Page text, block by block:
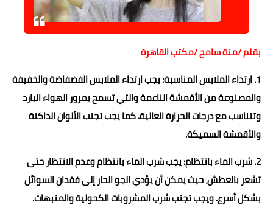
حوادث وقضايا
فن المطبخ
مقالات
بقلم /منة سامح /مكتب القاهرة
1. ارتداء الملابس المناسبة: يجب ارتداء الملابس الفضفاضة والخفيفة
والمصنوعة من الأقمشة الناعمة والتي تسمح بمرور الهواء البارد
وتتناسب مع درجات الحرارة العالية. كما يجب تجنب الألوان الداكنة
والأقمشة السميكة.
2. شرب الماء بانتظام: يجب شرب الماء بانتظام وعدم الانتظار حتى
تشعر بالعطش، حيث يمكن أن يؤدي الجو الحار إلى فقدان السوائل
بشكل أسرع. ويجب تجنب شرب المشروبات الكحولية والمنبهات.